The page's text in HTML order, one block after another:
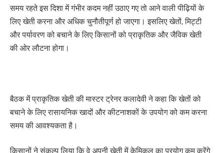
समय रहते इस दिशा में गंभीर कदम नहीं उठाए गए तो आने वाली पीढ़ियों के
लिए खेती करना और अधिक चुनौतीपूर्ण हो जाएगा। इसलिए खेतों, मिट्टी
और पर्यावरण को बचाने के लिए किसानों को प्राकृतिक और जैविक खेती
की ओर लौटना होगा।
बैठक में प्राकृतिक खेती की मास्टर ट्रेनर कलादेवी ने कहा कि खेतों को
बचाने के लिए रासायनिक खादों और कीटनाशकों के उपयोग को कम करना
समय की आवश्यकता है।
किसानों ने संकल्प लिया कि वे अपनी खेती में केमिकल का प्रयोग कम करेंगे